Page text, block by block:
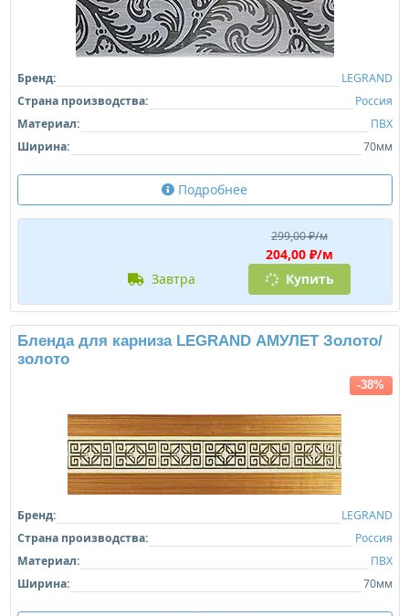
Бренд:
LEGRAND
Страна производства:
Россия
Материал:
ПВХ
Ширина:
70мм
Подробнее
299,00 ₽/м
204,00 ₽/м
завтра
Купить
Бленда для карниза LEGRAND АМУЛЕТ Золото/
золото
-38%
Бренд:
LEGRAND
Страна производства:
Россия
Материал:
ПВХ
Ширина:
70мм